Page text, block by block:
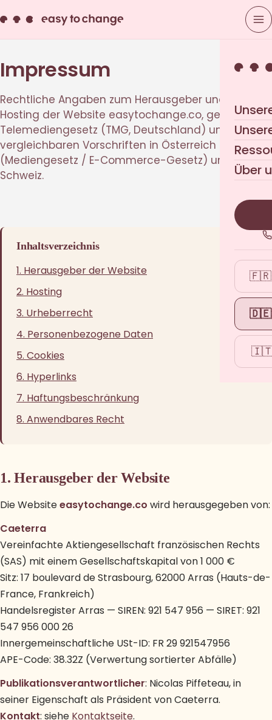
Über
🇫🇷
🇩🇪
Impressum
Rechtliche Angaben zum Herausgeber und zum
Hosting der Website easytochange.co, gemäß § 5
Telemediengesetz (TMG, Deutschland) und
vergleichbaren Vorschriften in Österreich
(Mediengesetz / E-Commerce-Gesetz) und der
Schweiz.
Inhaltsverzeichnis
1. Herausgeber der Website
2. Hosting
3. Urheberrecht
4. Personenbezogene Daten
5. Cookies
6. Hyperlinks
7. Haftungsbeschränkung
8. Anwendbares Recht
1. Herausgeber der Website
Die Websiteeasytochange.co wird herausgegeben von:
Caeterra
Vereinfachte Aktiengesellschaft französischen Rechts
(SAS) mit einem Gesellschaftskapital von 1 000 €
Sitz: 17 boulevard de Strasbourg, 62000 Arras (Hauts-de-
France, Frankreich)
Handelsregister Arras — SIREN: 921 547 956 — SIRET: 921
547 956 000 26
Innergemeinschaftliche USt-ID: FR 29 921547956
APE-Code: 38.32Z (Verwertung sortierter Abfälle)
Publikationsverantwortlicher: Nicolas Piffeteau, in
seiner Eigenschaft als Präsident von Caeterra.
Kontakt: siehe Kontaktseite.